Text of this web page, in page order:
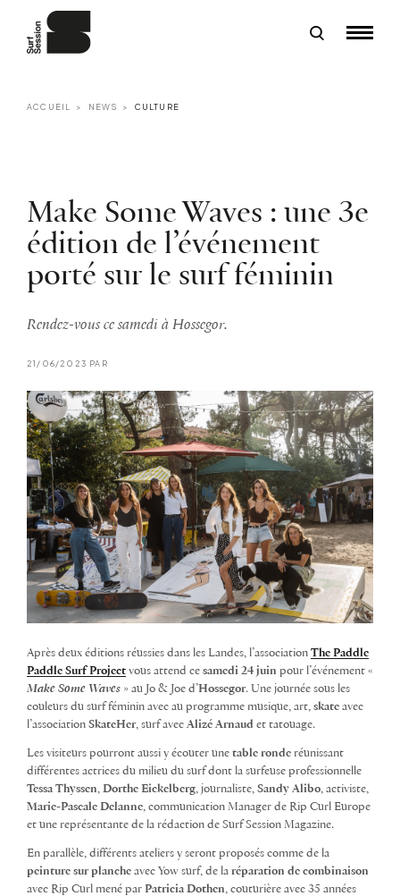
ACCUEIL NEWS CULTURE
Make Some Waves : une 3e
édition de l’événement
porté sur le surf féminin
Rendez-vous ce samedi à Hossegor.
21/06/2023 PAR
Après deux éditions réussies dans les Landes, l’association The Paddle
Paddle Surf Project vous attend ce samedi 24 juin pour l’événement «
Make Some Waves » au Jo & Joe d’Hossegor. Une journée sous les
couleurs du surf féminin avec au programme musique, art, skate avec
l’association SkateHer, surf avec Alizé Arnaud et tatouage.
Les visiteurs pourront aussi y écouter une table ronde réunissant
différentes actrices du milieu du surf dont la surfeuse professionnelle
Tessa Thyssen, Dorthe Eickelberg, journaliste, Sandy Alibo, activiste,
Marie-Pascale Delanne, communication Manager de Rip Curl Europe
et une représentante de la rédaction de Surf Session Magazine.
En parallèle, différents ateliers y seront proposés comme de la
peinture sur planche avec Yow surf, de la réparation de combinaison
avec Rip Curl mené par Patricia Dothen, couturière avec 35 années